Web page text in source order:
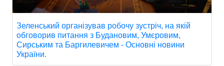
Зеленський організував робочу зустріч, на якій
обговорив питання з Будановим, Умєровим,
Сирським та Баргилевичем - Основні новини
України.